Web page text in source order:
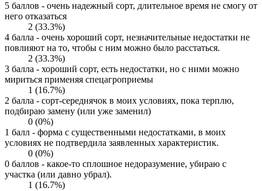
5 баллов - очень надежный сорт, длительное время не смогу от
него отказаться
2 (33.3%)
4 балла - очень хороший сорт, незначительные недостатки не
повлияют на то, чтобы с ним можно было расстаться.
2 (33.3%)
3 балла - хороший сорт, есть недостатки, но с ними можно
мириться применяя спецагроприемы
1 (16.7%)
2 балла - сорт-середнячок в моих условиях, пока терплю,
подбираю замену (или уже заменил)
0 (0%)
1 балл - форма с существенными недостатками, в моих
условиях не подтвердила заявленных характеристик.
0 (0%)
0 баллов - какое-то сплошное недоразумение, убираю с
участка (или давно убрал).
1 (16.7%)